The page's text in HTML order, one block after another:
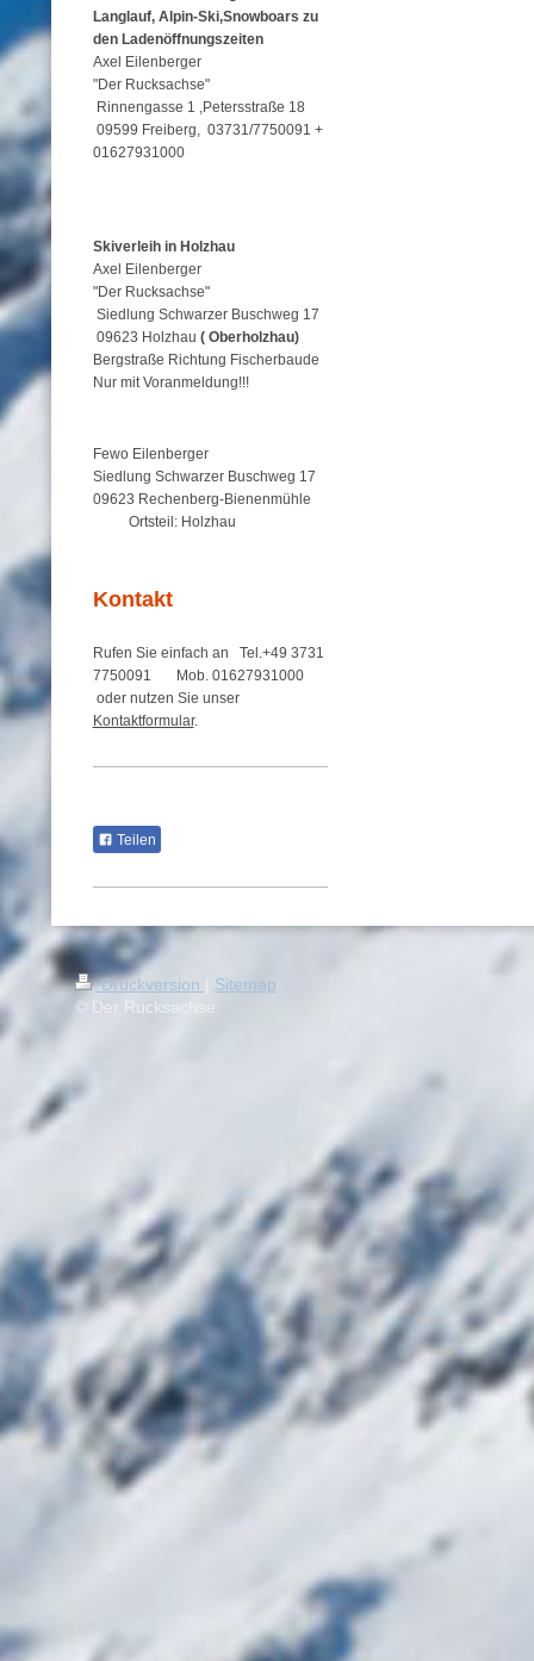
Langlauf, Alpin-Ski,Snowboars zu
den Ladenöffnungszeiten
Axel Eilenberger
"Der Rucksachse"
Rinnengasse 1 ,Petersstraße 18
09599 Freiberg, 03731/7750091 +
01627931000
Skiverleih in Holzhau
Axel Eilenberger
"Der Rucksachse"
Siedlung Schwarzer Buschweg 17
09623 Holzhau ( Oberholzhau)
Bergstraße Richtung Fischerbaude
Nur mit Voranmeldung!!!
Fewo Eilenberger
Siedlung Schwarzer Buschweg 17
09623 Rechenberg-Bienenmühle
Ortsteil: Holzhau
Kontakt
Rufen Sie einfach an Tel.+49 3731
7750091 Mob. 01627931000
oder nutzen Sie unser
Kontaktformular.
Teilen
Druckversion
Sitemap
© Der Rucksachse